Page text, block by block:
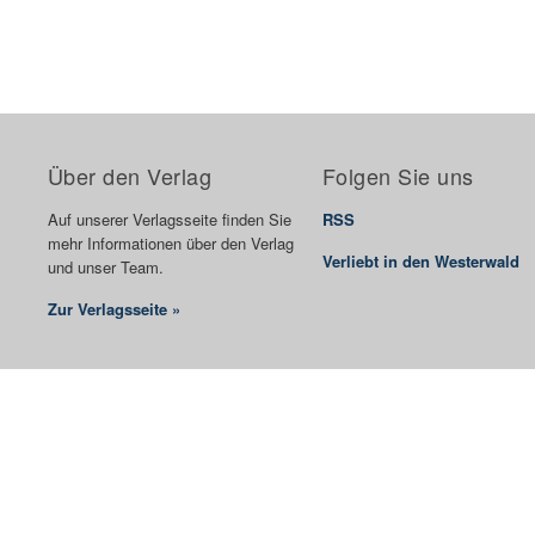
Über den Verlag
Auf unserer Verlagsseite finden Sie
mehr Informationen über den Verlag
und unser Team.
Zur Verlagsseite »
Folgen Sie uns
RSS
Verliebt in den Westerwald